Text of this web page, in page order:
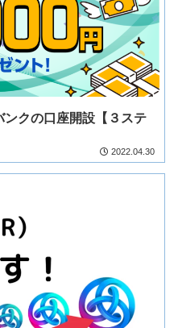
ンクの口座開設【３ステ
2022.04.30